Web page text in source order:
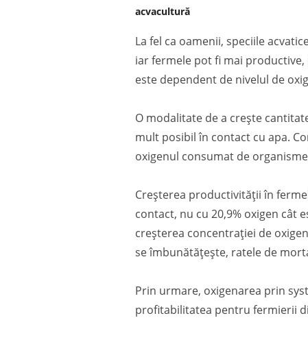
acvacultură
La fel ca oamenii, speciile
iar fermele pot fi mai
este dependent de nivelul de
O modalitate de a crește
mult posibil în contact cu apa.
oxigenul consumat de
Creșterea productivității în
contact, nu cu 20,9% oxigen cât
creșterea concentrației de
se îmbunătățește, ratele de
Prin urmare, oxigenarea prin
profitabilitatea pentru fermierii